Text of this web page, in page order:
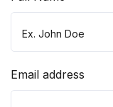
Email address